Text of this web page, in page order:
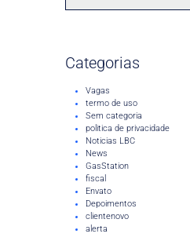
Categorias
Vagas
termo de uso
Sem categoria
politica de privacidade
Noticias LBC
News
GasStation
fiscal
Envato
Depoimentos
clientenovo
alerta